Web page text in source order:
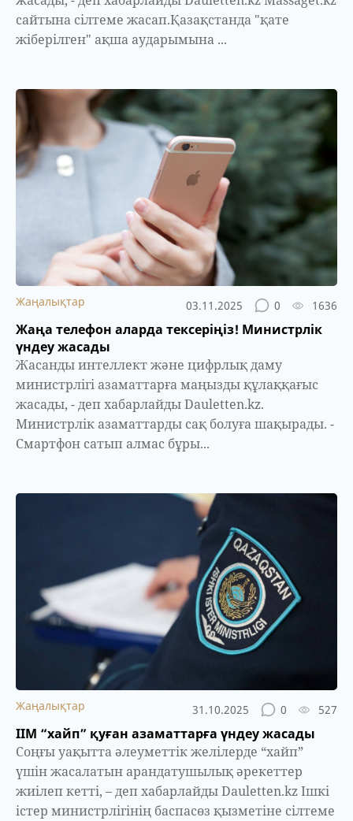
сайтына сілтеме жасап.Қазақстанда "қате
жіберілген" ақша аударымына ...
Жаңалықтар 03.11.2025 0 1636
Жаңа телефон аларда тексеріңіз! Министрлік
үндеу жасады
Жасанды интеллект және цифрлық даму
министрлігі азаматтарға маңызды құлаққағыс
жасады, - деп хабарлайды Dauletten.kz.
Министрлік азаматтарды сақ болуға шақырады. -
Смартфон сатып алмас бұры...
Жаңалықтар 31.10.2025 0 527
ІІМ “хайп” қуған азаматтарға үндеу жасады
Соңғы уақытта әлеуметтік желілерде “хайп”
үшін жасалатын арандатушылық әрекеттер
жиілеп кетті, – деп хабарлайды Dauletten.kz Ішкі
істер министрлігінің баспасөз қызметіне сілтеме